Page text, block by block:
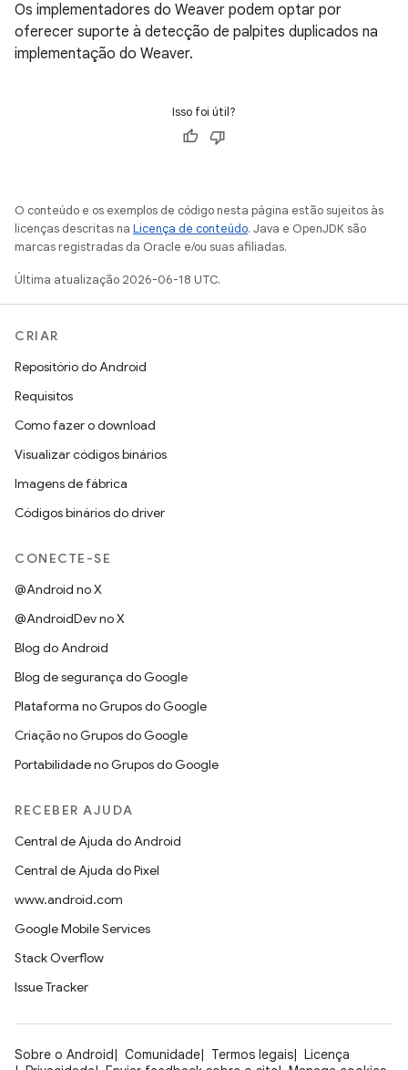
Os implementadores do Weaver podem optar por
oferecer suporte à detecção de palpites duplicados na
implementação do Weaver.
Isso foi útil?
O conteúdo e os exemplos de código nesta página estão sujeitos às
licenças descritas na Licença de conteúdo. Java e OpenJDK são
marcas registradas da Oracle e/ou suas afiliadas.
Última atualização 2026-06-18 UTC.
CRIAR
Repositório do Android
Requisitos
Como fazer o download
Visualizar códigos binários
Imagens de fábrica
Códigos binários do driver
CONECTE-SE
@Android no X
@AndroidDev no X
Blog do Android
Blog de segurança do Google
Plataforma no Grupos do Google
Criação no Grupos do Google
Portabilidade no Grupos do Google
RECEBER AJUDA
Central de Ajuda do Android
Central de Ajuda do Pixel
www.android.com
Google Mobile Services
Stack Overflow
Issue Tracker
Sobre o Android Comunidade Termos legais
Licença